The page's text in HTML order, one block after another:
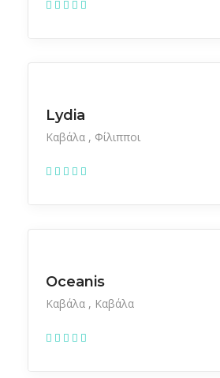
Lydia
Καβάλα Φίλιπποι
Oceanis
Καβάλα Καβάλα